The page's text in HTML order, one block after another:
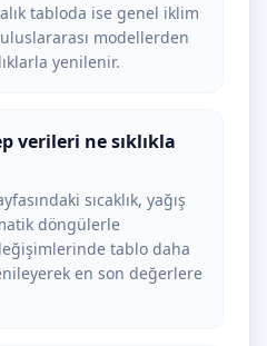
tabloda ise genel iklim
modellerden
yenilenir.
verileri ne sıklıkla
sıcaklık, yağış
döngülerle
tablo daha
en son değerlere